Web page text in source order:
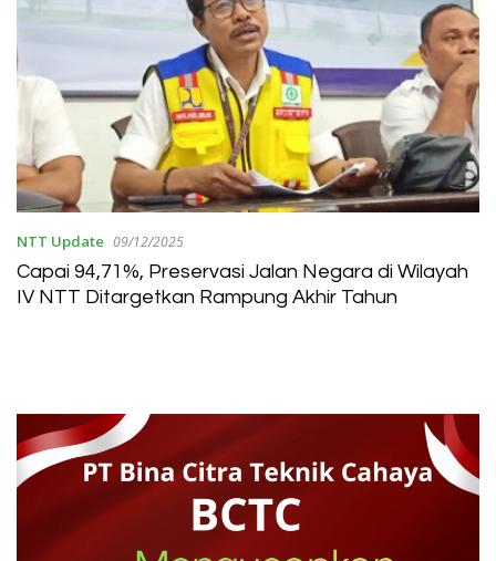
NTT Update 09/12/2025
Capai 94,71%, Preservasi Jalan Negara di Wilayah
IV NTT Ditargetkan Rampung Akhir Tahun